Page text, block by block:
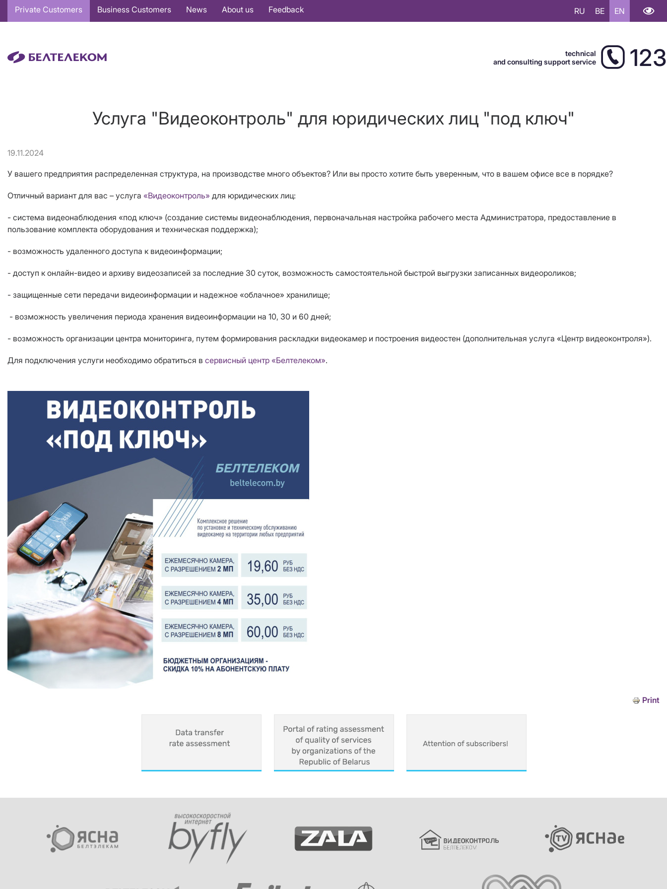
Основная
навигация
Private Customers Business Customers News About us Feedback RU BE EN
technical
and consulting support service
123
Услуга "Видеоконтроль" для юридических лиц "под ключ"
19.11.2024
У вашего предприятия распределенная структура, на производстве много объектов? Или вы просто хотите быть уверенным, что в вашем офисе все в порядке?
Отличный вариант для вас – услуга «Видеоконтроль» для юридических лиц:
- система видеонаблюдения «под ключ» (создание системы видеонаблюдения, первоначальная настройка рабочего места Администратора, предоставление в
пользование комплекта оборудования и техническая поддержка);
- возможность удаленного доступа к видеоинформации;
- доступ к онлайн-видео и архиву видеозаписей за последние 30 суток, возможность самостоятельной быстрой выгрузки записанных видеороликов;
- защищенные сети передачи видеоинформации и надежное «облачное» хранилище;
- возможность увеличения периода хранения видеоинформации на 10, 30 и 60 дней;
- возможность организации центра мониторинга, путем формирования раскладки видеокамер и построения видеостен (дополнительная услуга «Центр видеоконтроля»).
Для подключения услуги необходимо обратиться в сервисный центр «Белтелеком».
Print